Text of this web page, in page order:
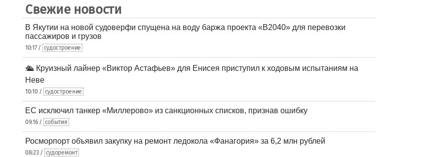
Свежие новости
В Якутии на новой судоверфи спущена на воду баржа проекта «В2040» для перевозки
пассажиров и грузов
10:17 / судостроение
🛳️ Круизный лайнер «Виктор Астафьев» для Енисея приступил к ходовым испытаниям на
Неве
10:10 / судостроение
ЕС исключил танкер «Миллерово» из санкционных списков, признав ошибку
09:16 / события
Росморпорт объявил закупку на ремонт ледокола «Фанагория» за 6,2 млн рублей
08:23 / судоремонт